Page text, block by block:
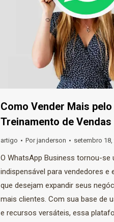
Como Vender Mais
Treinamento de Vendas
artigo Porjanderson setembro 18,
O WhatsApp Business tornou-se
indispensável para vendedores e
que desejam expandir seus
mais clientes. Com sua base de
e recursos versáteis, essa